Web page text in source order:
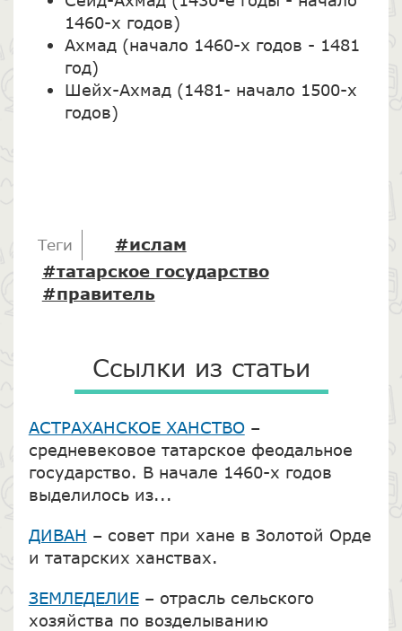
1460-х годов)
Ахмад (начало 1460-х годов - 1481
год)
Шейх-Ахмад (1481- начало 1500-х
годов)
Теги
#ислам
#татарское государство
#правитель
Ссылки из статьи
АСТРАХАНСКОЕ ХАНСТВО –
средневековое татарское феодальное
государство. В начале 1460-х годов
выделилось из...
ДИВАН – совет при хане в Золотой Орде
и татарских ханствах.
ЗЕМЛЕДЕЛИЕ – отрасль сельского
хозяйства по возделыванию